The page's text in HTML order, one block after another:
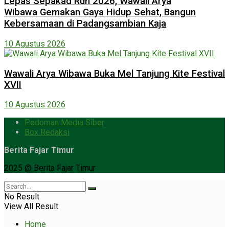
Wibawa Gemakan Gaya Hidup Sehat, Bangun
Kebersamaan di Padangsambian Kaja
10 Agustus 2026
Wawali Arya Wibawa Buka Mel Tanjung Kite Festival
XVII
10 Agustus 2026
Pedoman Media Siber
Box Redaksi
Berita Fajar Timur
2025 @ Berita Fajar Timur
No Result
View All Result
Home